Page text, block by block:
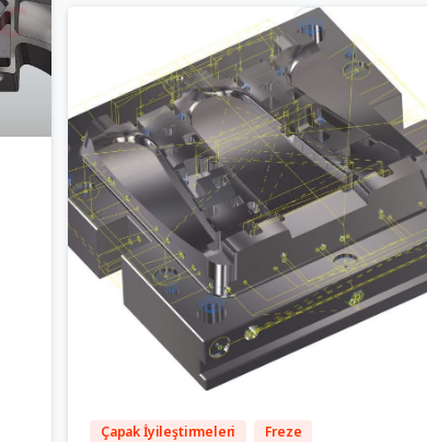
4
Çapak İyileştirmeleri
Freze